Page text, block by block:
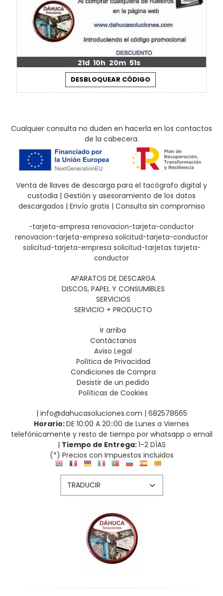
21d 10h 20m 51s
Cualquier consulta no duden en hacerla en los contactos
de la cabecera.
Venta de llaves de descarga para el tacógrafo digital y
custodia | Gestión y asesoramiento de los datos
descargados | Envío gratis | Consulta sin compromiso
-tarjeta-empresa renovacion-tarjeta-conductor
renovacion-tarjeta-empresa solicitud-tarjeta-conductor
solicitud-tarjeta-empresa solicitud-tarjetas tarjeta-
conductor
APARATOS DE DESCARGA
DISCOS, PAPEL Y CONSUMIBLES
SERVICIOS
SERVICIO + PRODUCTO
Ir arriba
Contáctanos
Aviso Legal
Política de Privacidad
Condiciones de Compra
Desistir de un pedido
Políticas de Cookies
| info@dahucasoluciones.com | 682578665
Horario:DE 10:00 A 20::00 de Lunes a Viernes
telefónicamente y resto de tiempo por whatsapp o email
| Tiempo de Entrega:1-2 DÍAS
(*) Precios con Impuestos incluidos